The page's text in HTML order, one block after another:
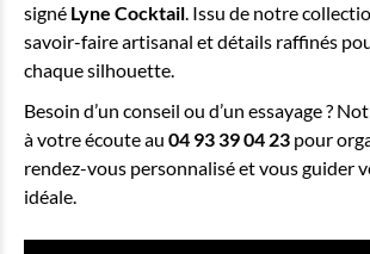
signé Lyne Cocktail. Issu de notre
savoir-faire artisanal et détails raffinés
chaque silhouette.
Besoin d’un conseil ou d’un essayage ?
à votre écoute au 04 93 39 04 23 pour
rendez-vous personnalisé et vous guider
idéale.